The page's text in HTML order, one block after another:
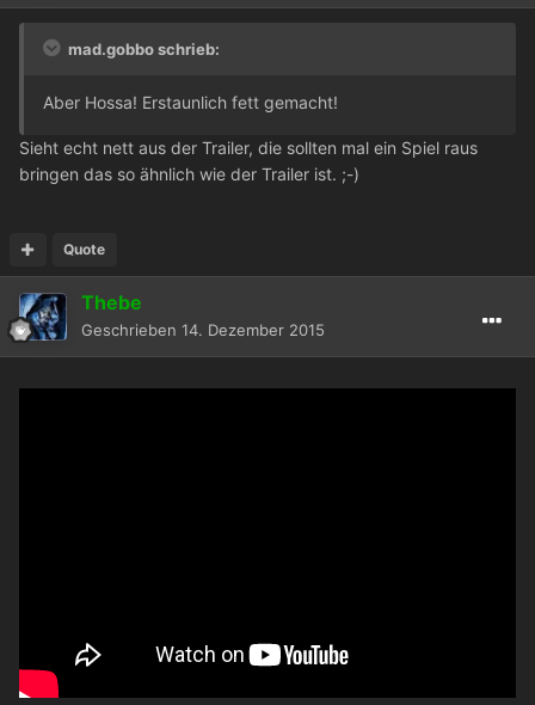
mad.gobbo schrieb:
Aber Hossa! Erstaunlich fett gemacht!
Sieht echt nett aus der Trailer, die sollten mal ein Spiel raus
bringen das so ähnlich wie der Trailer ist. ;-)
Quote
Thebe
Geschrieben 14. Dezember 2015